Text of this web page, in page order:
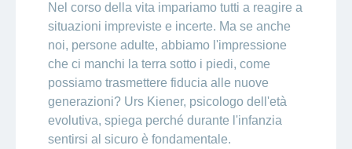
Nel corso della vita impariamo tutti a reagire a
situazioni impreviste e incerte. Ma se anche
noi, persone adulte, abbiamo l'impressione
che ci manchi la terra sotto i piedi, come
possiamo trasmettere fiducia alle nuove
generazioni? Urs Kiener, psicologo dell'età
evolutiva, spiega perché durante l'infanzia
sentirsi al sicuro è fondamentale.